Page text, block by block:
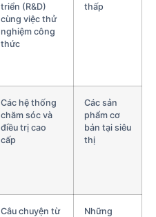
triển (R&D)
cùng việc thử
nghiệm công
thức
thấp
Các hệ thống
chăm sóc và
điều trị cao
cấp
Các sản
phẩm cơ
bản tại siêu
thị
Câu chuyện từ
Những